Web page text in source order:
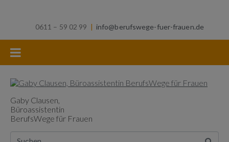
0611 – 59 02 99 | info@berufswege-fuer-frauen.de
Gaby Clausen,
Büroassistentin
BerufsWege für Frauen